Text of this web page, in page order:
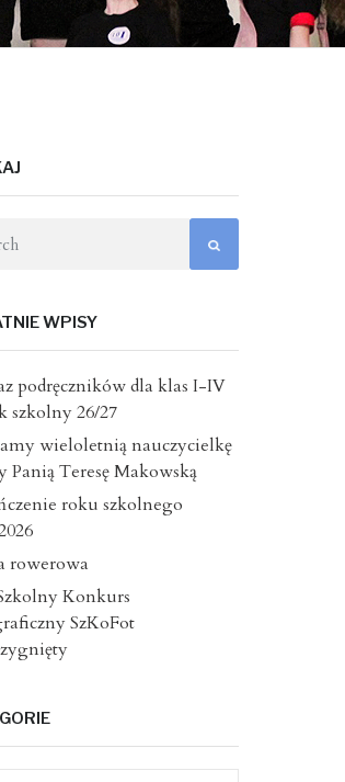
WPISY
podręczników dla klas I-IV
szkolny 26/27
wieloletnią nauczycielkę
Panią Teresę Makowską
roku szkolnego
rowerowa
Konkurs
SzKoFot